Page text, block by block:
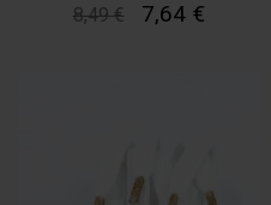
8,49 €
7,64 €